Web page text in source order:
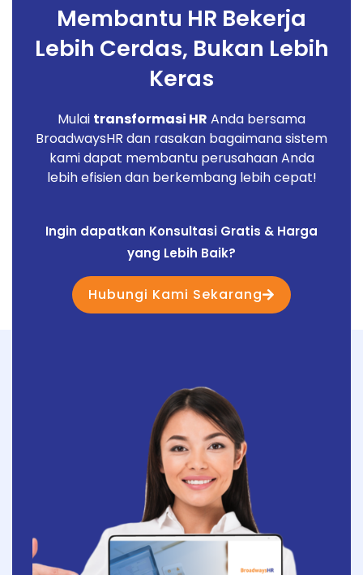
Make Transaction Employeeâ€™s Leave
Request
Membantu HR Bekerja
Lebih Cerdas, Bukan Lebih
Keras
Mulai transformasi HR Anda bersama
BroadwaysHR dan rasakan bagaimana sistem
kami dapat membantu perusahaan Anda
lebih efisien dan berkembang lebih cepat!
Ingin dapatkan Konsultasi Gratis & Harga
yang Lebih Baik?
Hubungi Kami Sekarang